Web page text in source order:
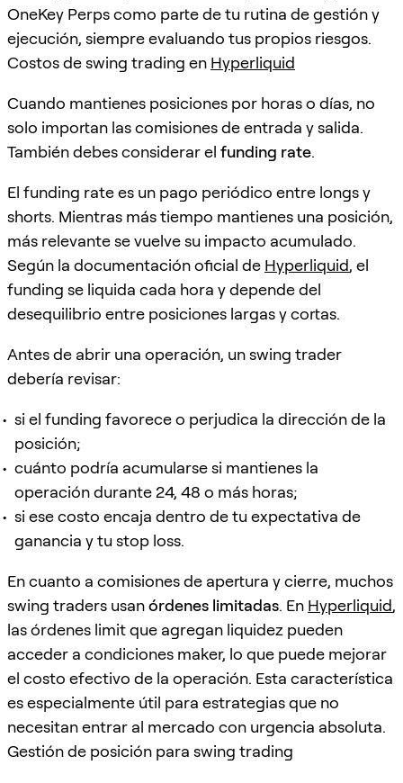
OneKey Perps como parte de tu rutina de gestión y
ejecución, siempre evaluando tus propios riesgos.
Costos de swing trading en Hyperliquid
Cuando mantienes posiciones por horas o días, no
solo importan las comisiones de entrada y salida.
También debes considerar el funding rate.
El funding rate es un pago periódico entre longs y
shorts. Mientras más tiempo mantienes una posición,
más relevante se vuelve su impacto acumulado.
Según la documentación oficial de Hyperliquid, el
funding se liquida cada hora y depende del
desequilibrio entre posiciones largas y cortas.
Antes de abrir una operación, un swing trader
debería revisar:
si el funding favorece o perjudica la dirección de la
posición;
cuánto podría acumularse si mantienes la
operación durante 24, 48 o más horas;
si ese costo encaja dentro de tu expectativa de
ganancia y tu stop loss.
En cuanto a comisiones de apertura y cierre, muchos
swing traders usanórdenes limitadas. En Hyperliquid,
las órdenes limit que agregan liquidez pueden
acceder a condiciones maker, lo que puede mejorar
el costo efectivo de la operación. Esta característica
es especialmente útil para estrategias que no
necesitan entrar al mercado con urgencia absoluta.
Gestión de posición para swing trading